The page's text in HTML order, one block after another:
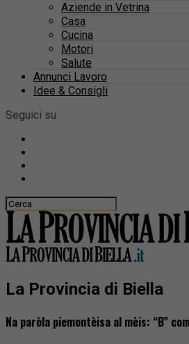
Aziende in Vetrina
Casa
Cucina
Motori
Salute
Annunci Lavoro
Idee & Consigli
Seguici su
La Provincia di Biella
Na paròla piemontèisa al mèis: “B”